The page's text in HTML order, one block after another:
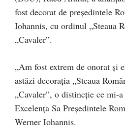
fost decorat de președintele
Iohannis, cu ordinul „Steaua
„Cavaler”.
„Am fost extrem de onorat și
astăzi decorația „Steaua
„Cavaler”, o distincție ce mi-
Excelența Sa Președintele
Werner Iohannis.